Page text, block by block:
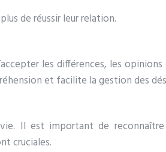
de réussir leur relation.
les différences, les
et facilite la gestion des
Il est important de
cruciales.